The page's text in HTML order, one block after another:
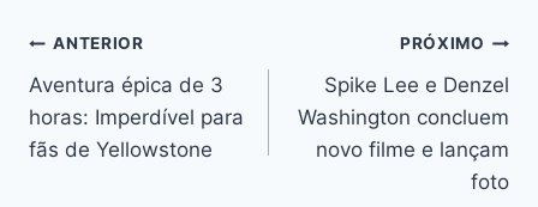
Navegação
de
Post
ANTERIOR
Aventura épica de 3
horas: Imperdível para
fãs de Yellowstone
PRÓXIMO
Spike Lee e Denzel
Washington concluem
novo filme e lançam
foto